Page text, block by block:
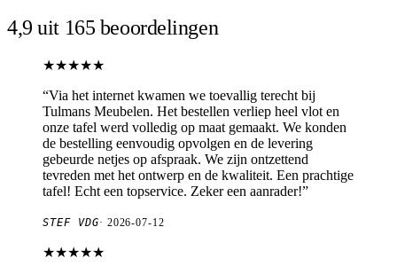
4,9 uit 165 beoordelingen
★★★★★
“Via het internet kwamen we toevallig terecht bij
Tulmans Meubelen. Het bestellen verliep heel vlot en
onze tafel werd volledig op maat gemaakt. We konden
de bestelling eenvoudig opvolgen en de levering
gebeurde netjes op afspraak. We zijn ontzettend
tevreden met het ontwerp en de kwaliteit. Een prachtige
tafel! Echt een topservice. Zeker een aanrader!”
STEF VDG· 2026-07-12
★★★★★